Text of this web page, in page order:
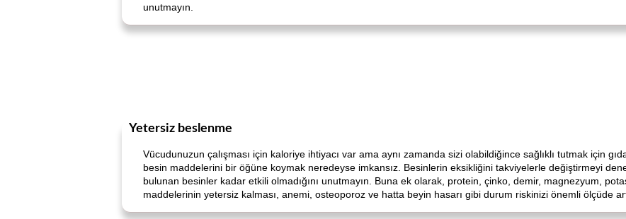
unutmayın.
Yetersiz beslenme
Vücudunuzun çalışması için kaloriye ihtiyacı var ama aynı zamanda sizi olabildiğince sağlıklı tutmak için
besin maddelerini bir öğüne koymak neredeyse imkansız. Besinlerin eksikliğini takviyelerle değiştirmeyi
bulunan besinler kadar etkili olmadığını unutmayın. Buna ek olarak, protein, çinko, demir, magnezyum,
maddelerinin yetersiz kalması, anemi, osteoporoz ve hatta beyin hasarı gibi durum riskinizi önemli ölçüde